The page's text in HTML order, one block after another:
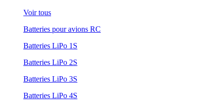
Voir tous
Batteries pour avions RC
Batteries LiPo 1S
Batteries LiPo 2S
Batteries LiPo 3S
Batteries LiPo 4S